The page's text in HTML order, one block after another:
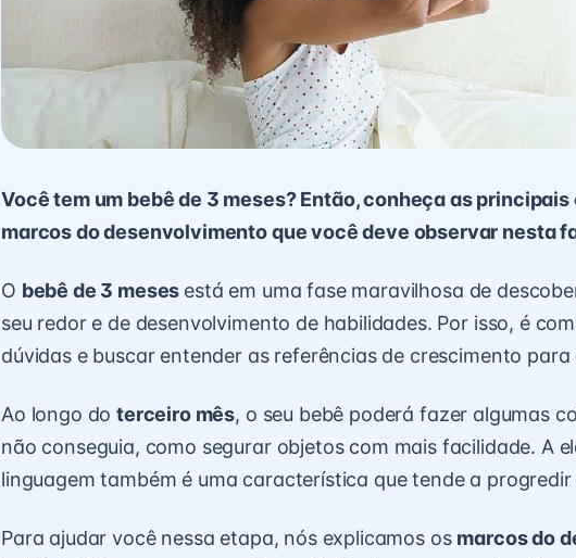
Você tem um bebê de 3 meses? Então, conheça as
marcos do desenvolvimento que você deve observar nesta
O bebê de 3 meses está em uma fase maravilhosa de
seu redor e de desenvolvimento de habilidades. Por isso, é
dúvidas e buscar entender as referências de crescimento para
Ao longo doterceiro mês, o seu bebê poderá fazer algumas
não conseguia, como segurar objetos com mais facilidade. A
linguagem também é uma característica que tende a
Para ajudar você nessa etapa, nós explicamos os marcos do